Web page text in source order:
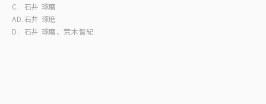
C.
AD.
D.
石井 琢磨
石井 琢磨
石井 琢磨、荒木智紀